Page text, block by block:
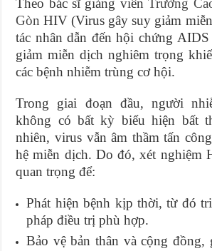
Theo bác sĩ giảng viênTrường
Gòn HIV (Virus gây suy giảm
tác nhân dẫn đến hội chứng
giảm miễn dịch nghiêm trọng
các bệnh nhiễm trùng cơ hội.
Trong giai đoạn đầu, người
không có bất kỳ biểu hiện bất
nhiên, virus vẫn âm thầm tấn
hệ miễn dịch. Do đó, xét nghiệm
quan trọng để:
Phát hiện bệnh kịp thời, từ đó
pháp điều trị phù hợp.
Bảo vệ bản thân và cộng đồng,